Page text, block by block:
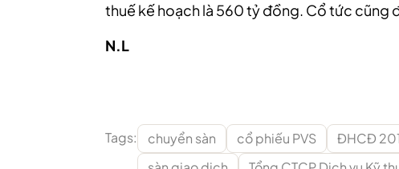
thuế kế hoạch là 560 tỷ đồng. Cổ tức cũng
N.L
Tags: chuyển sàn cổ phiếu PVS ĐHCĐ